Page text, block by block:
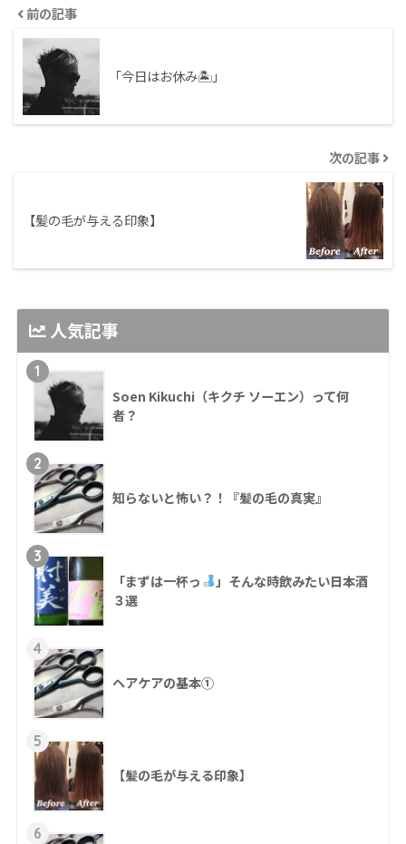
前の記事
「今日はお休み🏝」
次の記事
【髪の毛が与える印象】
人気記事
1
Soen Kikuchi（キクチ ソーエン）って何
者？
2
知らないと怖い？！『髪の毛の真実』
3
「まずは一杯っ
」そんな時飲みたい日本酒
３選
4
ヘアケアの基本①
5
【髪の毛が与える印象】
6